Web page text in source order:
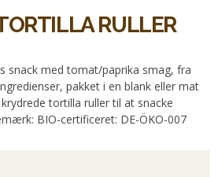
RULLER
snack med tomat/paprika smag, fra
pakket i en blank eller mat
tortilla ruller til at snacke
BIO-certificeret: DE-ÖKO-007